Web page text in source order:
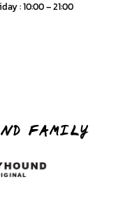
:10:00 – 21:00
FAMILY